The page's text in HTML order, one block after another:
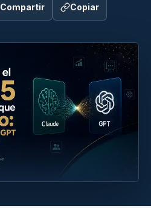
Compartir Copiar